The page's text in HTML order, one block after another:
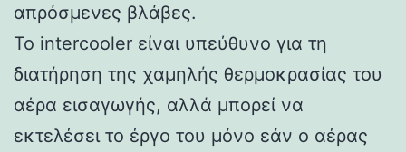
απρόσμενες βλάβες.
Το intercooler είναι υπεύθυνο για τη
διατήρηση της χαμηλής θερμοκρασίας του
αέρα εισαγωγής, αλλά μπορεί να
εκτελέσει το έργο του μόνο εάν ο αέρας